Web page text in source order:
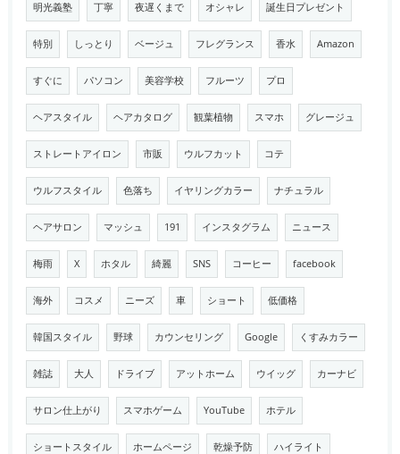
明光義塾 丁寧 夜遅くまで オシャレ 誕生日プレゼント
特別 しっとり ベージュ フレグランス 香水 Amazon
すぐに パソコン 美容学校 フルーツ プロ
ヘアスタイル ヘアカタログ 観葉植物 スマホ グレージュ
ストレートアイロン 市販 ウルフカット コテ
ウルフスタイル 色落ち イヤリングカラー ナチュラル
ヘアサロン マッシュ 191 インスタグラム ニュース
梅雨 X ホタル 綺麗 SNS コーヒー facebook
海外 コスメ ニーズ 車 ショート 低価格
韓国スタイル 野球 カウンセリング Google くすみカラー
雑誌 大人 ドライブ アットホーム ウイッグ カーナビ
サロン仕上がり スマホゲーム YouTube ホテル
ショートスタイル ホームページ 乾燥予防 ハイライト